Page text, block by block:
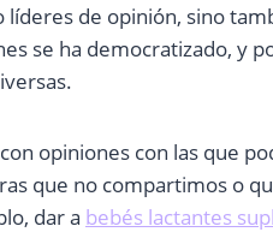
líderes de opinión, sino
se ha democratizado, y
opiniones con las que
que no compartimos o
dar a bebés lactantes